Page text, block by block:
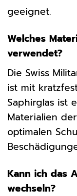
geeignet.
Welches
verwendet?
Die Swiss
ist mit
Saphirglas ist
Materialien
optimalen
Kann ich das
wechseln?